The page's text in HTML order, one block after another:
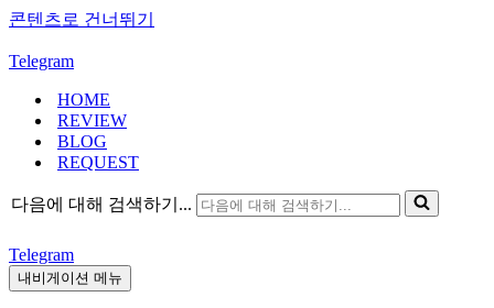
콘텐츠로 건너뛰기
Telegram
HOME
REVIEW
BLOG
REQUEST
다음에 대해 검색하기...
Telegram
내비게이션 메뉴